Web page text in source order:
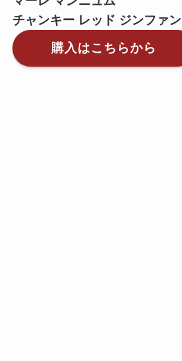
チャンキー レッド ジンファ
購入はこちらから